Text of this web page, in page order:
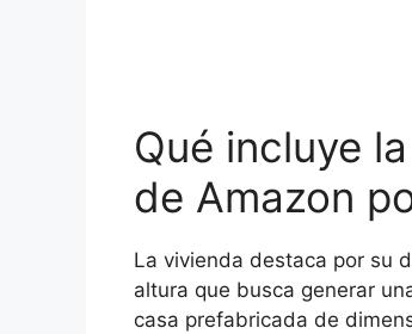
Qué incluye
de Amazon
La vivienda destaca por su
altura que busca generar
casa prefabricada de